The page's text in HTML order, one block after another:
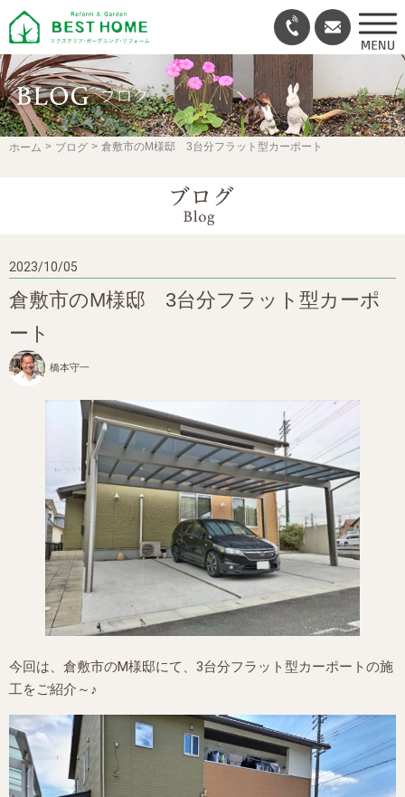
ホーム ブログ 倉敷市のM様邸 3台分フラット型カーポート
2023/10/05
倉敷市のM様邸 3台分フラット型カーポ
ート
橋本守一
今回は、倉敷市のM様邸にて、3台分フラット型カーポートの施
工をご紹介～♪